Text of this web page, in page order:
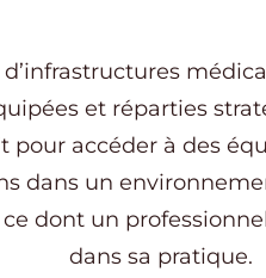
et réparties
pour accéder à des
dans un
dont un
dans sa pratique.